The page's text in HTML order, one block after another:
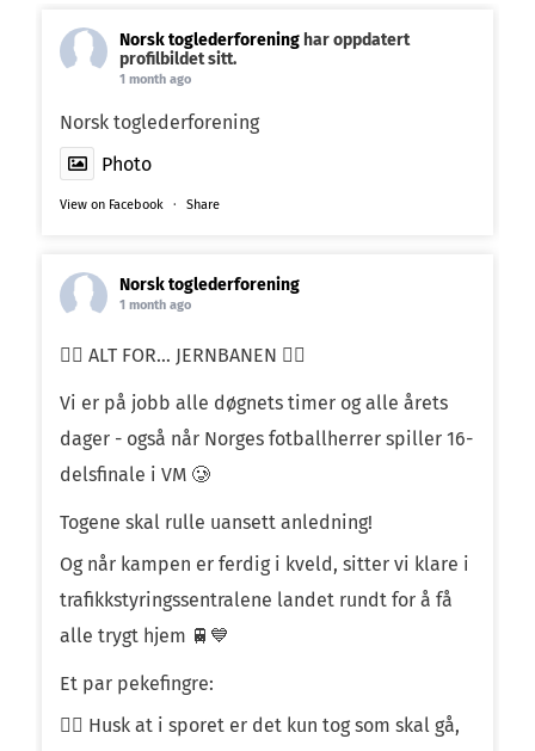
Norsk toglederforening har oppdatert
profilbildet sitt.
1 month ago
Norsk toglederforening
Photo
View on Facebook · Share
Norsk toglederforening
1 month ago
❤️‍🔥 ALT FOR… JERNBANEN ❤️‍🔥
Vi er på jobb alle døgnets timer og alle årets
dager - også når Norges fotballherrer spiller 16-
delsfinale i VM 🥲
Togene skal rulle uansett anledning!
Og når kampen er ferdig i kveld, sitter vi klare i
trafikkstyringssentralene landet rundt for å få
alle trygt hjem 🚆💙
Et par pekefingre:
☝🏼 Husk at i sporet er det kun tog som skal gå,